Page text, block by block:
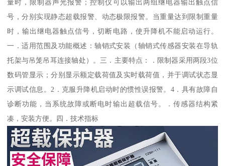
量时，限制器声光报警；控制仪可以输出两组继电器输出触点信
号，分别实现静态超载报警、动态极限报警。当重量达到限制重量
时，输出继电器触点信号，切断电路，使升降机不能启动运行。
一．适用范围及功能概述：轴销式安装（轴销式传感器安装在导轨
托架与吊笼吊耳连接轴处）。三．主要特点：．限制器采用两段3位
数码管显示；分别显示额定载荷值及实时载荷值，并于调试状态显
示调试信息。2．克服升降机启动时的惯性误报警。4．具有故障自
诊断功能，当系统故障或断电时输出超载信号。．传感器结构紧
凑，安装方便。四．技术指标